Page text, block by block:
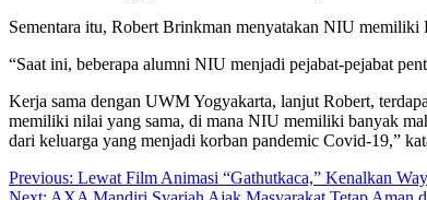
Sementara itu, Robert Brinkman menyatakan NIU memiliki
“Saat ini, beberapa alumni NIU menjadi pejabat-pejabat
Kerja sama dengan UWM Yogyakarta, lanjut Robert,
memiliki nilai yang sama, di mana NIU memiliki banyak
dari keluarga yang menjadi korban pandemic Covid-19,”
Post
Previous: Lewat Film Animasi “Gathutkaca,” Kenalkan